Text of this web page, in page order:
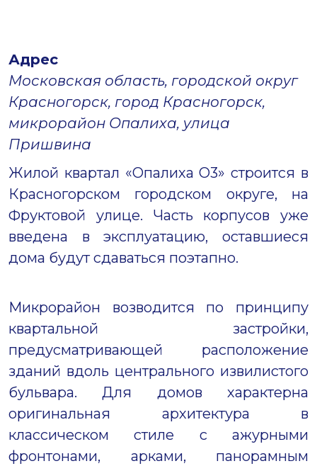
Адрес
Московская область, городской округ
Красногорск, город Красногорск,
микрорайон Опалиха, улица
Пришвина
Жилой квартал «Опалиха О3» строится в
Красногорском городском округе, на
Фруктовой улице. Часть корпусов уже
введена в эксплуатацию, оставшиеся
дома будут сдаваться поэтапно.
Микрорайон возводится по принципу
квартальной застройки,
предусматривающей расположение
зданий вдоль центрального извилистого
бульвара. Для домов характерна
оригинальная архитектура в
классическом стиле с ажурными
фронтонами, арками, панорамным